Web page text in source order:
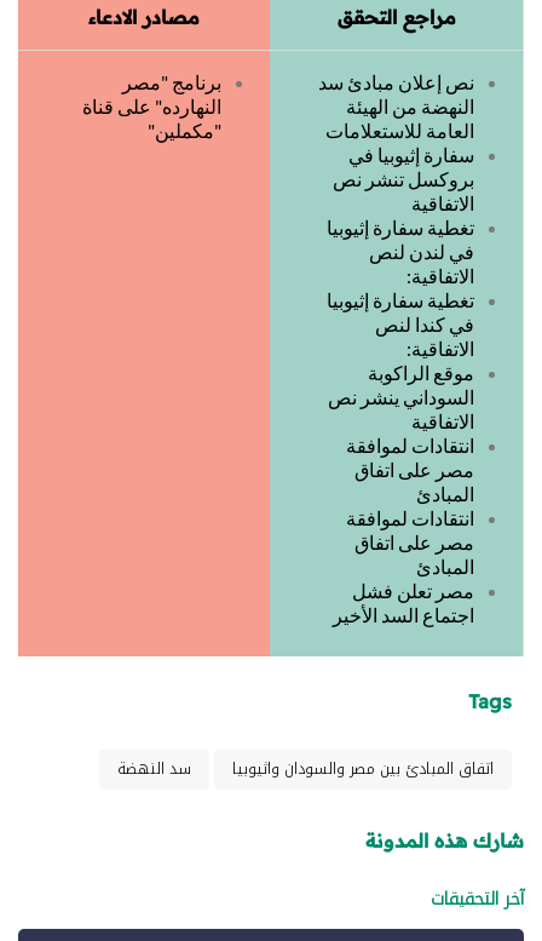
مراجع التحقق مصادر الادعاء
نص إعلان مبادئ سد
النهضة من الهيئة
العامة للاستعلامات
سفارة إثيوبيا في
بروكسل تنشر نص
الاتفاقية
تغطية سفارة إثيوبيا
في لندن لنص
الاتفاقية:
تغطية سفارة إثيوبيا
في كندا لنص
الاتفاقية:
موقع الراكوبة
السوداني ينشر نص
الاتفاقية
انتقادات لموافقة
مصر على اتفاق
المبادئ
انتقادات لموافقة
مصر على اتفاق
المبادئ
مصر تعلن فشل
اجتماع السد الأخير
برنامج "مصر
النهارده" على قناة
"مكملين"
Tags
اتفاق المبادئ بين مصر والسودان واثيوبيا سد النهضة
شارك هذه المدونة
آخر التحقيقات